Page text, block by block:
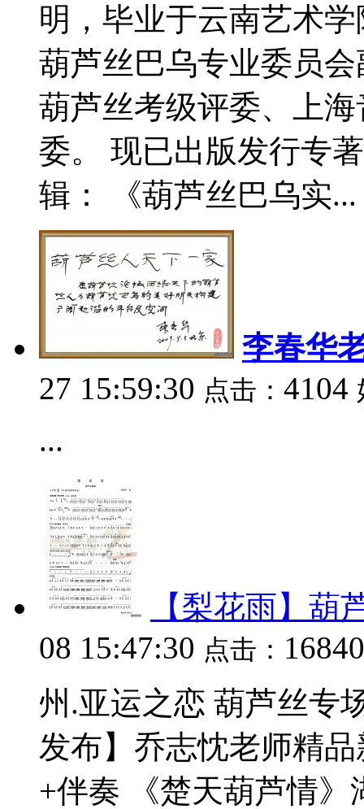
明，毕业于云南艺术
葫芦丝巴乌专业委员
葫芦丝考级评委、上
委。 现已出版发行专
辑： 《葫芦丝巴乌实...
李春华
27 15:59:30 点击： 4104
...
【梨花雨】葫
08 15:47:30 点击：
州.亚运之恋 葫芦丝专
发布】乔志忱老师精
+伴奏 《楚天葫芦情